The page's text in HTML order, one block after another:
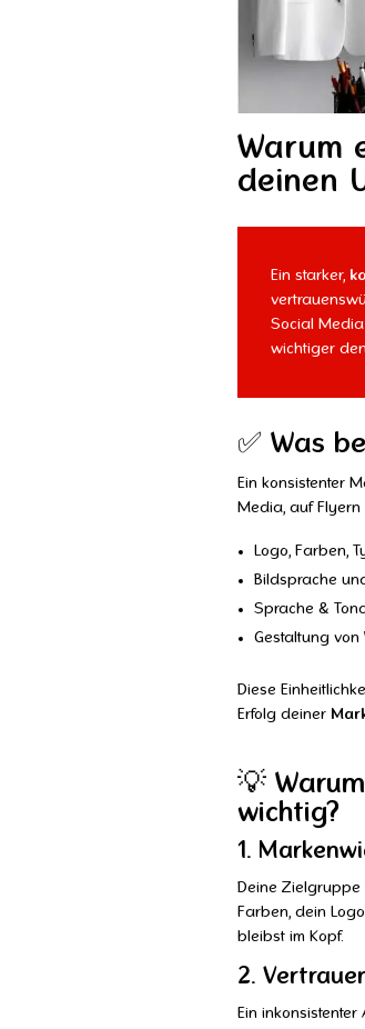
Warum
deinen
Ein starker,
Social
wichtiger
✅ Was
Ein konsistenter
Media, auf
Logo, Farben,
Bildsprache
Sprache &
Gestaltung von
Diese
Erfolg deiner
💡
wichtig?
1.
Deine Zielgruppe
Farben, dein
bleibst im Kopf.
2.
Ein